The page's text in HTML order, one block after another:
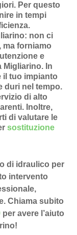
Per questo
intempi
: non ci
, ma forniamo
e
Migliarino. In
il tuo impianto
duri nel tempo.
di alto
. Inoltre,
di valutare le
sostituzione
di idraulico per
intervento
Chiama subito
per avere l’aiuto